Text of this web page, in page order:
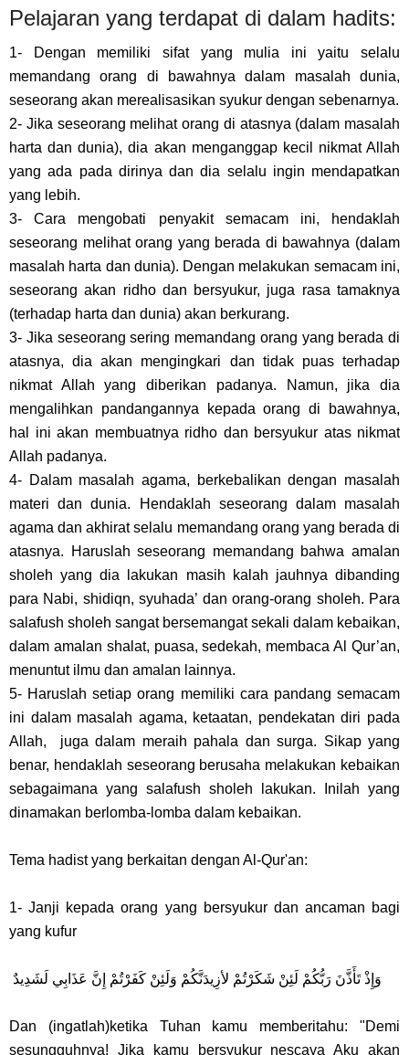
Pelajaran yang terdapat di dalam hadits:
1- Dengan memiliki sifat yang mulia ini yaitu selalu
memandang orang di bawahnya dalam masalah dunia,
seseorang akan merealisasikan syukur dengan sebenarnya.
2- Jika seseorang melihat orang di atasnya (dalam masalah
harta dan dunia), dia akan menganggap kecil nikmat Allah
yang ada pada dirinya dan dia selalu ingin mendapatkan
yang lebih.
3- Cara mengobati penyakit semacam ini, hendaklah
seseorang melihat orang yang berada di bawahnya (dalam
masalah harta dan dunia). Dengan melakukan semacam ini,
seseorang akan ridho dan bersyukur, juga rasa tamaknya
(terhadap harta dan dunia) akan berkurang.
3- Jika seseorang sering memandang orang yang berada di
atasnya, dia akan mengingkari dan tidak puas terhadap
nikmat Allah yang diberikan padanya. Namun, jika dia
mengalihkan pandangannya kepada orang di bawahnya,
hal ini akan membuatnya ridho dan bersyukur atas nikmat
Allah padanya.
4- Dalam masalah agama, berkebalikan dengan masalah
materi dan dunia. Hendaklah seseorang dalam masalah
agama dan akhirat selalu memandang orang yang berada di
atasnya. Haruslah seseorang memandang bahwa amalan
sholeh yang dia lakukan masih kalah jauhnya dibanding
para Nabi, shidiqn, syuhada’ dan orang-orang sholeh. Para
salafush sholeh sangat bersemangat sekali dalam kebaikan,
dalam amalan shalat, puasa, sedekah, membaca Al Qur’an,
menuntut ilmu dan amalan lainnya.
5- Haruslah setiap orang memiliki cara pandang semacam
ini dalam masalah agama, ketaatan, pendekatan diri pada
Allah, juga dalam meraih pahala dan surga. Sikap yang
benar, hendaklah seseorang berusaha melakukan kebaikan
sebagaimana yang salafush sholeh lakukan. Inilah yang
dinamakan berlomba-lomba dalam kebaikan.
Tema hadist yang berkaitan dengan Al-Qur'an:
1- Janji kepada orang yang bersyukur dan ancaman bagi
yang kufur
وَإِذْ تَأَذَّنَ رَبُّكُمْ لَئِنْ شَكَرْتُمْ لأزِيدَنَّكُمْ وَلَئِنْ كَفَرْتُمْ إِنَّ عَذَابِي لَشَدِيدٌ
Dan (ingatlah)ketika Tuhan kamu memberitahu: "Demi
sesungguhnya! Jika kamu bersyukur nescaya Aku akan